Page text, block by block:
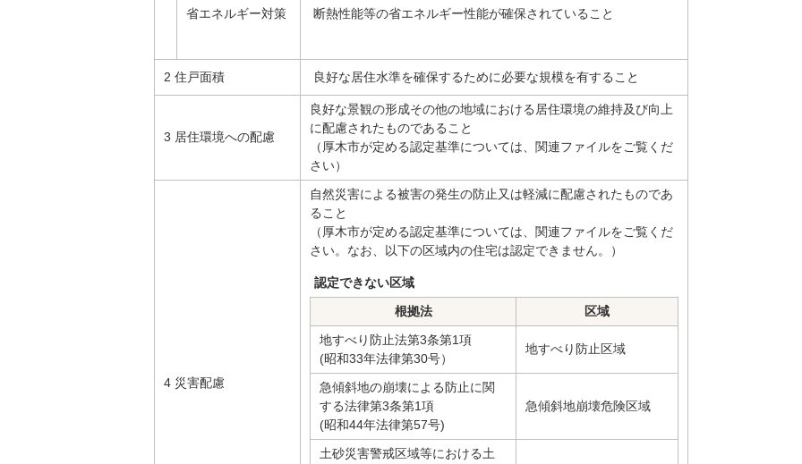
省エネルギー対策 断熱性能等の省エネルギー性能が確保されていること
2 住戸面積 良好な居住水準を確保するために必要な規模を有すること
3 居住環境への配慮
良好な景観の形成その他の地域における居住環境の維持及び向上
に配慮されたものであること
（厚木市が定める認定基準については、関連ファイルをご覧くだ
さい）
4 災害配慮
自然災害による被害の発生の防止又は軽減に配慮されたものであ
ること
（厚木市が定める認定基準については、関連ファイルをご覧くだ
さい。なお、以下の区域内の住宅は認定できません。）
認定できない区域
根拠法
区域
地すべり防止法第3条第1項
(昭和33年法律第30号）
地すべり防止区域
急傾斜地の崩壊による防止に関
する法律第3条第1項
(昭和44年法律第57号)
急傾斜地崩壊危険区域
土砂災害警戒区域等における土